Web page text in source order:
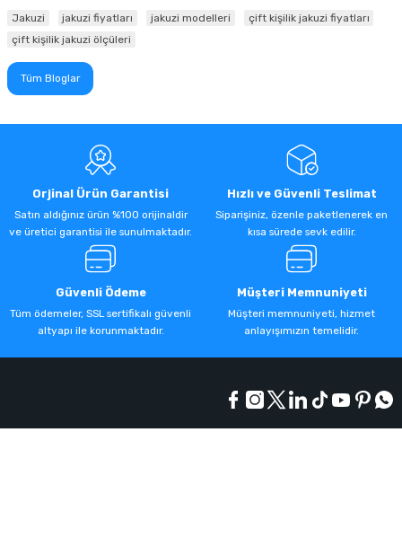
Jakuzi jakuzi fiyatları jakuzi modelleri
çift kişilik jakuzi fiyatları
çift kişilik jakuzi ölçüleri
Tüm Bloglar
Orjinal Ürün Garantisi
Satın aldığınız ürün %100 orijinaldir
ve üretici garantisi ile sunulmaktadır.
Hızlı ve Güvenli Teslimat
Siparişiniz, özenle paketlenerek en
kısa sürede sevk edilir.
Güvenli Ödeme
Tüm ödemeler, SSL sertifikalı güvenli
altyapı ile korunmaktadır.
Müşteri Memnuniyeti
Müşteri memnuniyeti, hizmet
anlayışımızın temelidir.